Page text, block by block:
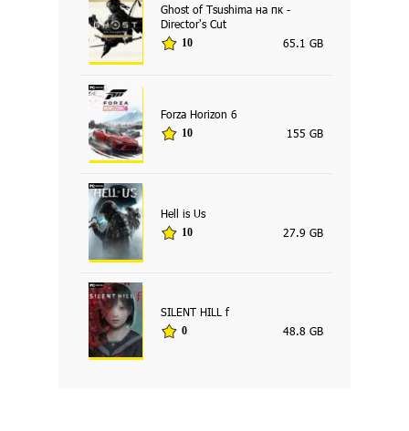
Ghost of Tsushima на пк -
Director's Cut
10 65.1 GB
Forza Horizon 6
10 155 GB
Hell is Us
10 27.9 GB
SILENT HILL f
0 48.8 GB